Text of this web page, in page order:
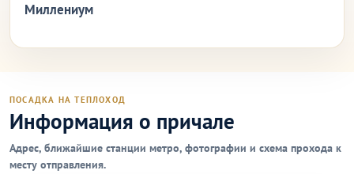
Миллениум
ПОСАДКА НА ТЕПЛОХОД
Информация о причале
Адрес, ближайшие станции метро, фотографии и схема прохода к
месту отправления.